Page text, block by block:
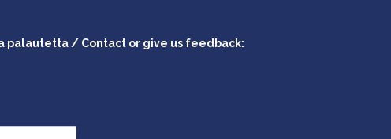
palautetta / Contact or give us feedback: